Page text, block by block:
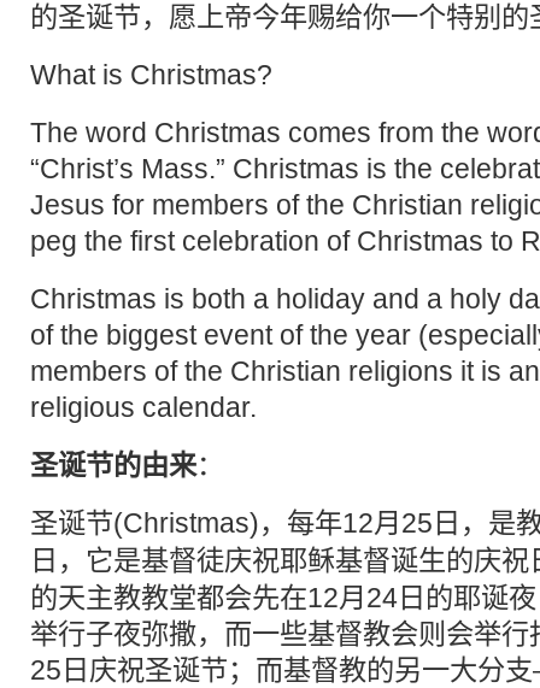
的圣诞节，愿上帝今年赐给你一个特别的
What is Christmas?
The word Christmas comes from the
“Christ’s Mass.” Christmas is the
Jesus for members of the Christian
peg the first celebration of Christmas to
Christmas is both a holiday and a holy
of the biggest event of the year
members of the Christian religions it is
religious calendar.
圣诞节的由来：
圣诞节(Christmas)，每年12月25日，是
日 ，它是基督徒庆祝耶稣基督诞生的庆
的天主教教堂都会先在12月24日的耶诞
举行子夜弥撒，而一些基督教会则会举
25日庆祝圣诞节；而基督教的另一大分